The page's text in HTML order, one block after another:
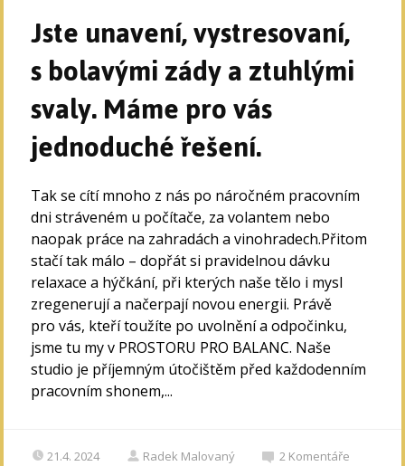
Jste unavení, vystresovaní,
s bolavými zády a ztuhlými
svaly. Máme pro vás
jednoduché řešení.
Tak se cítí mnoho z nás po náročném pracovním
dni stráveném u počítače, za volantem nebo
naopak práce na zahradách a vinohradech.Přitom
stačí tak málo – dopřát si pravidelnou dávku
relaxace a hýčkání, při kterých naše tělo i mysl
zregenerují a načerpají novou energii. Právě
pro vás, kteří toužíte po uvolnění a odpočinku,
jsme tu my v PROSTORU PRO BALANC. Naše
studio je příjemným útočištěm před každodenním
pracovním shonem,...
21.4. 2024 Radek Malovaný 2 Komentáře